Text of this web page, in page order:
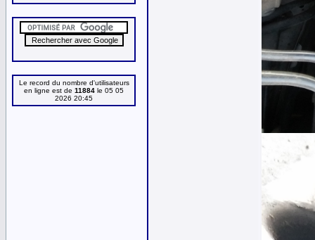
Le record du nombre d'utilisateurs
en ligne est de 11884 le 05 05
2026 20:45